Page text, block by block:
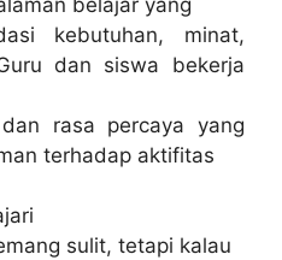
belajar yang
kebutuhan, minat,
dan siswa bekerja
rasa percaya yang
terhadap aktifitas
sulit, tetapi kalau